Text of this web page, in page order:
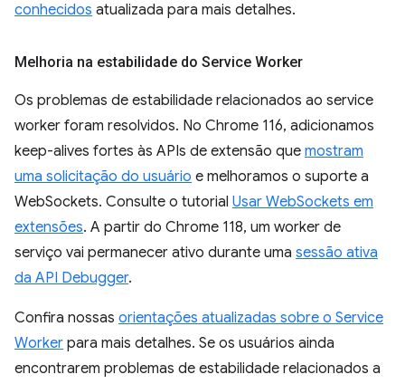
conhecidos atualizada para mais detalhes.
Melhoria na estabilidade do Service Worker
Os problemas de estabilidade relacionados ao service
worker foram resolvidos. No Chrome 116, adicionamos
keep-alives fortes às APIs de extensão que mostram
uma solicitação do usuário e melhoramos o suporte a
WebSockets. Consulte o tutorial Usar WebSockets em
extensões. A partir do Chrome 118, um worker de
serviço vai permanecer ativo durante uma sessão ativa
da API Debugger.
Confira nossas orientações atualizadas sobre o Service
Worker para mais detalhes. Se os usuários ainda
encontrarem problemas de estabilidade relacionados a